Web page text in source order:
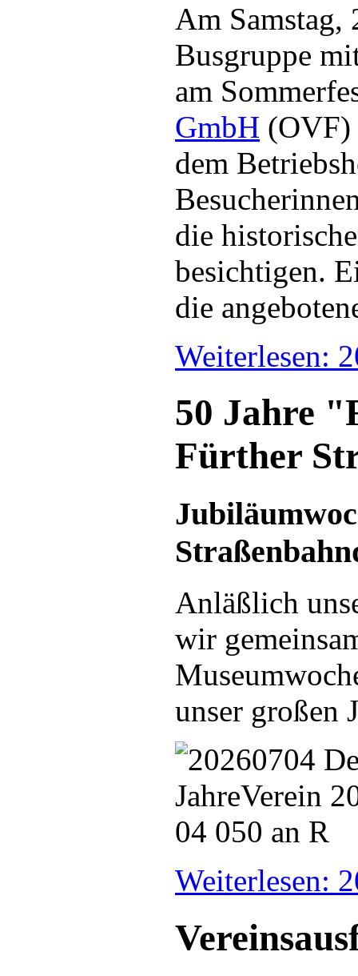
Am Samstag,
Busgruppe
am
GmbH (OVF)
dem
die
besichtigen.
die
Weiterlesen:
50 Jahre
Fürther
Anläßlich
wir
unser großen
Weiterlesen: